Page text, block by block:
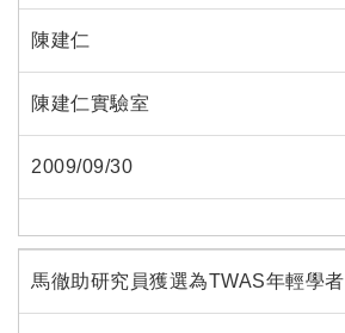
陳建仁
陳建仁實驗室
2009/09/30
馬徹助研究員獲選為TWAS年輕學者